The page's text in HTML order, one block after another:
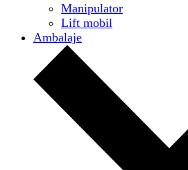
Manipulator
Lift mobil
Ambalaje